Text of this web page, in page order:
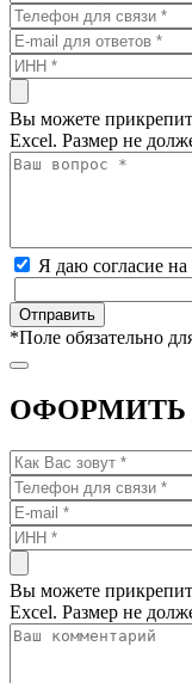
Вы можете
Excel. Размер не
Я даю согласие
*Поле обязательно
ОФОРМИТЬ
Вы можете
Excel. Размер не